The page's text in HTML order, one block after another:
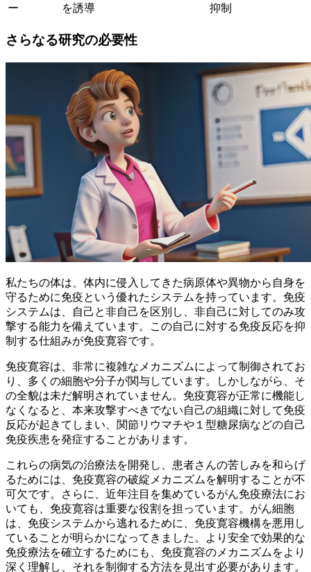
ー を誘導 抑制
さらなる研究の必要性
私たちの体は、体内に侵入してきた病原体や異物から自身を
守るために免疫という優れたシステムを持っています。免疫
システムは、自己と非自己を区別し、非自己に対してのみ攻
撃する能力を備えています。この自己に対する免疫反応を抑
制する仕組みが免疫寛容です。
免疫寛容は、非常に複雑なメカニズムによって制御されてお
り、多くの細胞や分子が関与しています。
しかしながら、そ
の全貌は未だ解明されていません。免疫寛容が正常に機能し
なくなると、本来攻撃すべきでない自己の組織に対して免疫
反応が起きてしまい、関節リウマチや１型糖尿病などの自己
免疫疾患を発症することがあります。
これらの病気の治療法を開発し、患者さんの苦しみを和らげ
るためには、免疫寛容の破綻メカニズムを解明することが不
可欠です。さらに、近年注目を集めているがん免疫療法にお
いても、免疫寛容は重要な役割を担っています。がん細胞
は、免疫システムから逃れるために、免疫寛容機構を悪用し
ていることが明らかになってきました。より安全で効果的な
免疫療法を確立するためにも、免疫寛容のメカニズムをより
深く理解し、それを制御する方法を見出す必要があります。